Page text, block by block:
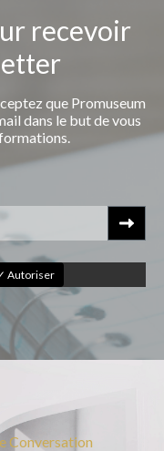
recevoir
que Promuseum
dans le but de vous
Autoriser
Conversation